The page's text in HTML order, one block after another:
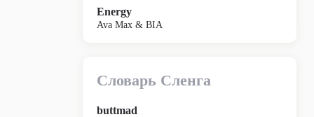
Energy
Ava Max & BIA
Словарь Сленга
buttmad